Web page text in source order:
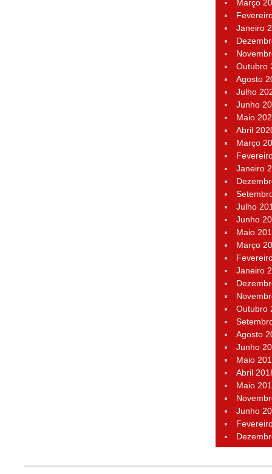
Março
Janeiro
Outubro
Agosto
Julho
Junho
Maio
Abril
Março
Janeiro
Julho
Junho
Maio
Março
Janeiro
Outubro
Agosto
Junho
Maio
Abril
Maio
Junho